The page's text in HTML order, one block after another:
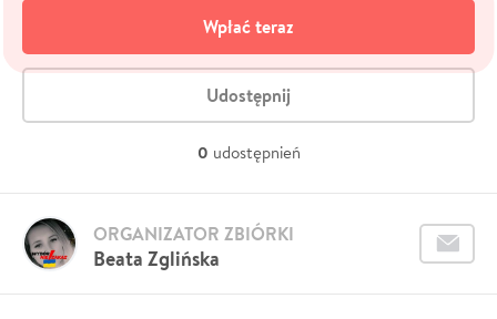
Wpłać teraz
Udostępnij
0 udostępnień
Beata Zglińska
ORGANIZATOR ZBIÓRKI